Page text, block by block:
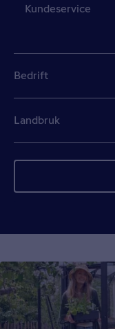
Kundeservice
Bedrift
Landbruk